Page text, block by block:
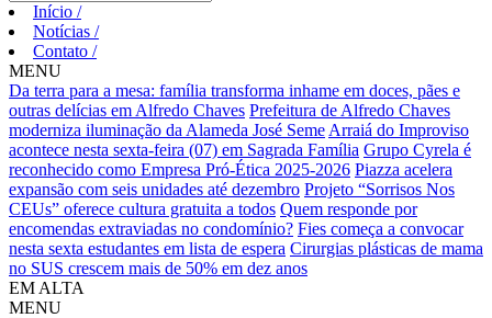
Início /
Notícias /
Contato /
MENU
Da terra para a mesa: família transforma inhame em doces, pães e
outras delícias em Alfredo Chaves Prefeitura de Alfredo Chaves
moderniza iluminação da Alameda José Seme Arraiá do Improviso
acontece nesta sexta-feira (07) em Sagrada Família Grupo Cyrela é
reconhecido como Empresa Pró-Ética 2025-2026 Piazza acelera
expansão com seis unidades até dezembro Projeto “Sorrisos Nos
CEUs” oferece cultura gratuita a todos Quem responde por
encomendas extraviadas no condomínio? Fies começa a convocar
nesta sexta estudantes em lista de espera Cirurgias plásticas de mama
no SUS crescem mais de 50% em dez anos
EM ALTA
MENU